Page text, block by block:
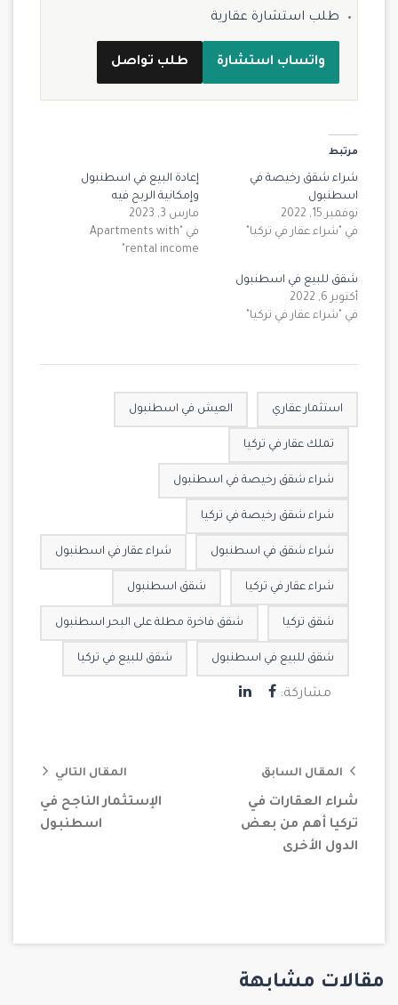
طلب استشارة عقارية
واتساب استشارة طلب تواصل
مرتبط
شراء شقق رخيصة في
اسطنبول
نوفمبر 15, 2022
في "شراء عقار في تركيا"
إعادة البيع في اسطنبول
وإمكانية الربح فيه
مارس 3, 2023
في "Apartments with
rental income"
شقق للبيع في اسطنبول
أكتوبر 6, 2022
في "شراء عقار في تركيا"
استثمار عقاري العيش في اسطنبول
تملك عقار في تركيا
شراء شقق رخيصة في اسطنبول
شراء شقق رخيصة في تركيا
شراء شقق في اسطنبول شراء عقار في اسطنبول
شراء عقار في تركيا شقق اسطنبول
شقق تركيا شقق فاخرة مطلة على البحر اسطنبول
شقق للبيع في اسطنبول شقق للبيع في تركيا
مشاركة:
المقال السابق
شراء العقارات في
تركيا أهم من بعض
الدول الأخرى
المقال التالي
الإستثمار الناجح في
اسطنبول
مقالات مشابهة